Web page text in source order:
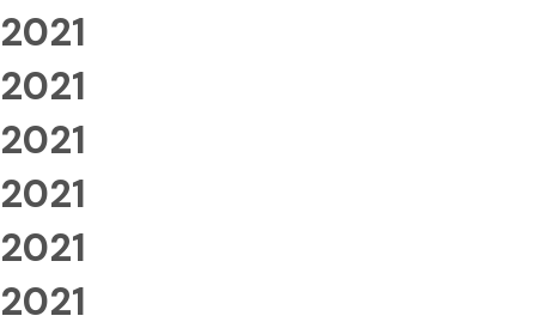
2021
2021
2021
2021
2021
2021